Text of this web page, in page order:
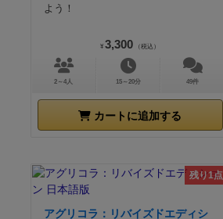
よう！
¥ 3,300 （税込）
2～4人 15～20分 49件
カートに追加する
残り1点
アグリコラ：リバイズドエディシ